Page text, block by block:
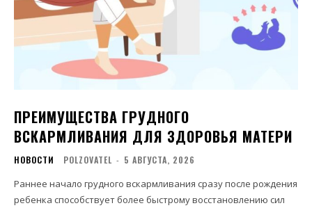
ПРЕИМУЩЕСТВА ГРУДНОГО
ВСКАРМЛИВАНИЯ ДЛЯ ЗДОРОВЬЯ МАТЕРИ
НОВОСТИ POLZOVATEL - 5 АВГУСТА, 2026
Раннее начало грудного вскармливания сразу после рождения
ребенка способствует более быстрому восстановлению сил